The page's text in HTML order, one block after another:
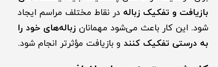
بازیافت و تفکیک زباله در نقاط مختلف مراسم ایجاد
شود. این کار باعث می‌شود مهمانان زباله‌های خود را
به درستی تفکیک کنند و بازیافت مؤثرتر انجام شود.